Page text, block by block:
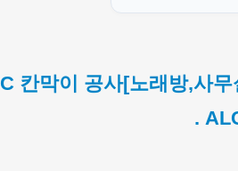
칸막이 공사[노래방,사
.